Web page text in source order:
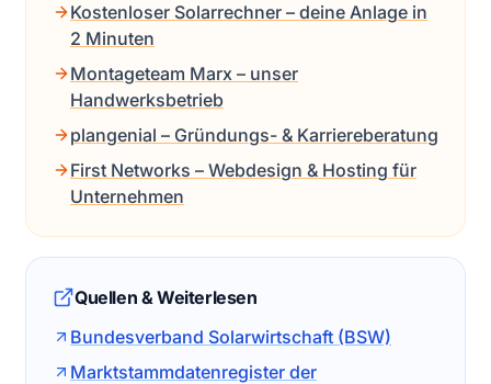
Kostenloser Solarrechner – deine Anlage in
2 Minuten
Montageteam Marx – unser
Handwerksbetrieb
plangenial – Gründungs- & Karriereberatung
First Networks – Webdesign & Hosting für
Unternehmen
Quellen & Weiterlesen
Bundesverband Solarwirtschaft (BSW)
Marktstammdatenregister der